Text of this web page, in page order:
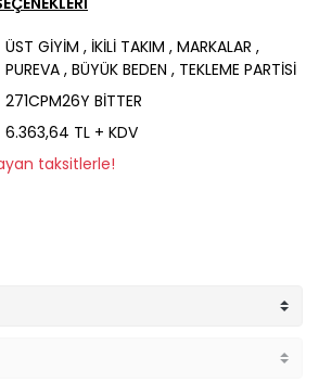
ÜST GİYİM , İKİLİ TAKIM ,MARKALAR ,
PUREVA ,BÜYÜK BEDEN , TEKLEME PARTİSİ
271CPM26Y BİTTER
6.363,64 TL + KDV
taksitlerle!